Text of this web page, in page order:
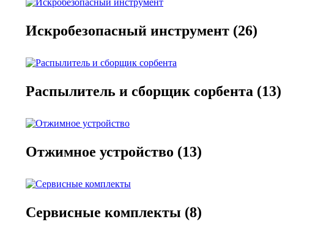
Искробезопасный инструмент (26)
Распылитель и сборщик сорбента (13)
Отжимное устройство (13)
Сервисные комплекты (8)